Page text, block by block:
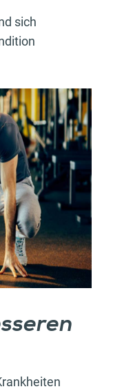
sich